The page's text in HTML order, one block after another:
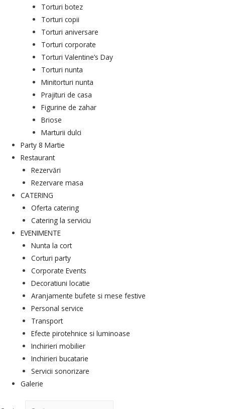
Torturi botez
Torturi copii
Torturi aniversare
Torturi corporate
Torturi Valentine’s Day
Torturi nunta
Minitorturi nunta
Prajituri de casa
Figurine de zahar
Briose
Marturii dulci
Party 8 Martie
Restaurant
Rezervări
Rezervare masa
CATERING
Oferta catering
Catering la serviciu
EVENIMENTE
Nunta la cort
Corturi party
Corporate Events
Decoratiuni locatie
Aranjamente bufete si mese festive
Personal service
Transport
Efecte pirotehnice si luminoase
Inchirieri mobilier
Inchirieri bucatarie
Servicii sonorizare
Galerie